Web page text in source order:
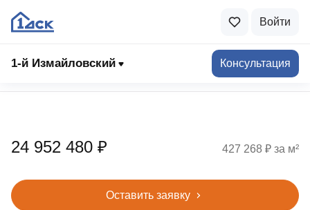
Войти
1‑й Измайловский Консультация
Подбор помещений
24 952 480 ₽ 427 268 ₽ за м²
Оставить заявку